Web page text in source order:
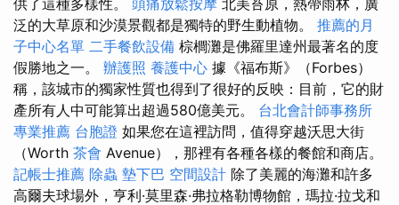
供了這種多樣性。 頭痛放鬆按摩 北美苔原，熱帶雨林，廣
泛的大草原和沙漠景觀都是獨特的野生動植物。 推薦的月
子中心名單 二手餐飲設備 棕櫚灘是佛羅里達州最著名的度
假勝地之一。 辦護照 養護中心 據《福布斯》（Forbes）
稱，該城市的獨家性質也得到了很好的反映：目前，它的財
產所有人中可能算出超過580億美元。 台北會計師事務所
專業推薦 台胞證 如果您在這裡訪問，值得穿越沃思大街
（Worth 茶會 Avenue），那裡有各種各樣的餐館和商店。
記帳士推薦 除蟲 墊下巴 空間設計 除了美麗的海灘和許多
高爾夫球場外，亨利·莫里森·弗拉格勒博物館，瑪拉·拉戈和